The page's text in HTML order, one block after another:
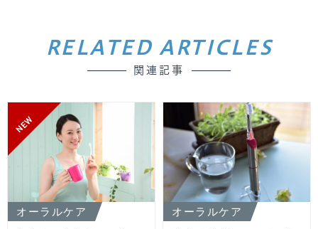
RELATED ARTICLES
関連記事
NEW
オーラルケア オーラルケア